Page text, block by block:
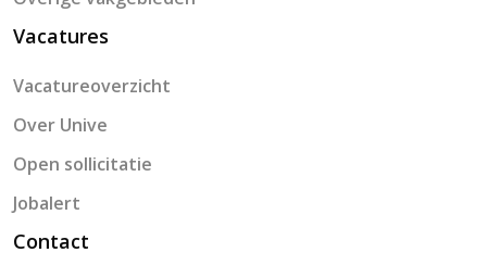
Vacatures
Vacatureoverzicht
Over Unive
Open sollicitatie
Jobalert
Contact